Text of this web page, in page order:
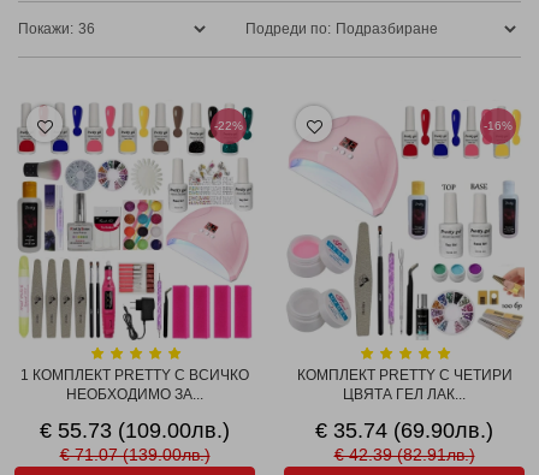
Подреди по:
Покажи:
-22%
1 КОМПЛЕКТ PRETTY С ВСИЧКО
НЕОБХОДИМО ЗА...
€ 55.73 (109.00лв.)
€ 71.07 (139.00лв.)
-16%
КОМПЛЕКТ PRETTY С ЧЕТИРИ
ЦВЯТА ГЕЛ ЛАК...
€ 35.74 (69.90лв.)
€ 42.39 (82.91лв.)